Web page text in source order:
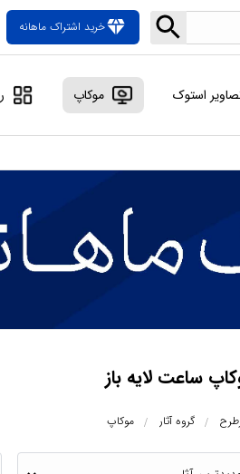
diamondخرید اشتراک ماهانه
استوک موکاپ
ساعت لایه باز
گروه آثار موکاپ